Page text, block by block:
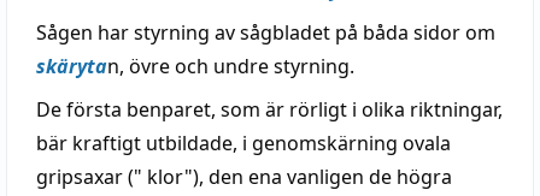
Sågen har styrning av sågbladet på båda sidor om
skärytan, övre och undre styrning.
De första benparet, som är rörligt i olika riktningar,
bär kraftigt utbildade, i genomskärning ovala
gripsaxar (" klor"), den ena vanligen de högra